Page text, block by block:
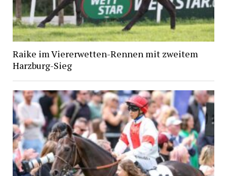
Raike im Viererwetten-Rennen mit zweitem
Harzburg-Sieg